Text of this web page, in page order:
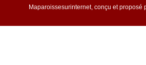
Maparoissesurinternet, conçu et proposé